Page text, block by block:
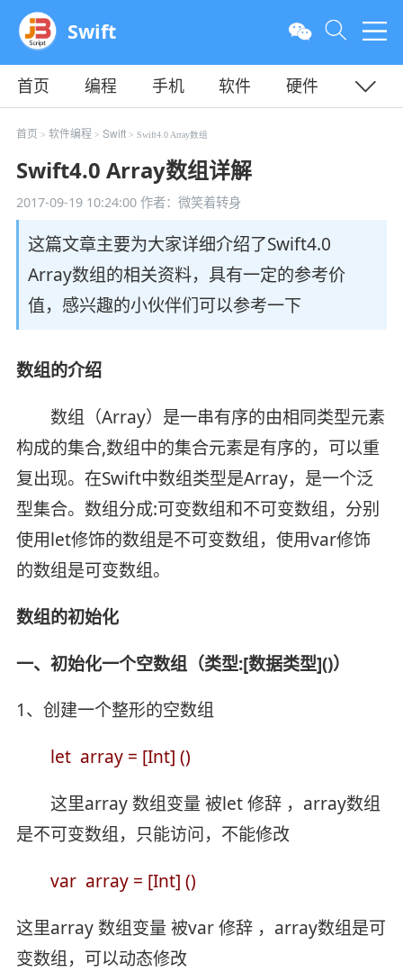
Swift
首页 编程 手机 软件
硬件
教程
平面 服务器
首页 > 软件编程 > Swift> Swift4.0 Array数组
Swift4.0 Array数组详解
2017-09-19 10:24:00作者：微笑着转身
这篇文章主要为大家详细介绍了Swift4.0
Array数组的相关资料，具有一定的参考价
值，感兴趣的小伙伴们可以参考一下
数组的介绍
数组（Array）是一串有序的由相同类型元素
构成的集合,数组中的集合元素是有序的，可以重
复出现。在Swift中数组类型是Array，是一个泛
型集合。数组分成:可变数组和不可变数组，分别
使用let修饰的数组是不可变数组，使用var修饰
的数组是可变数组。
数组的初始化
一、初始化一个空数组（类型:[数据类型]()）
1、创建一个整形的空数组
let array = [Int] ()
这里array 数组变量 被let 修辞 ，array数组
是不可变数组，只能访问，不能修改
var array = [Int] ()
这里array 数组变量 被var 修辞 ，array数组是可
变数组，可以动态修改